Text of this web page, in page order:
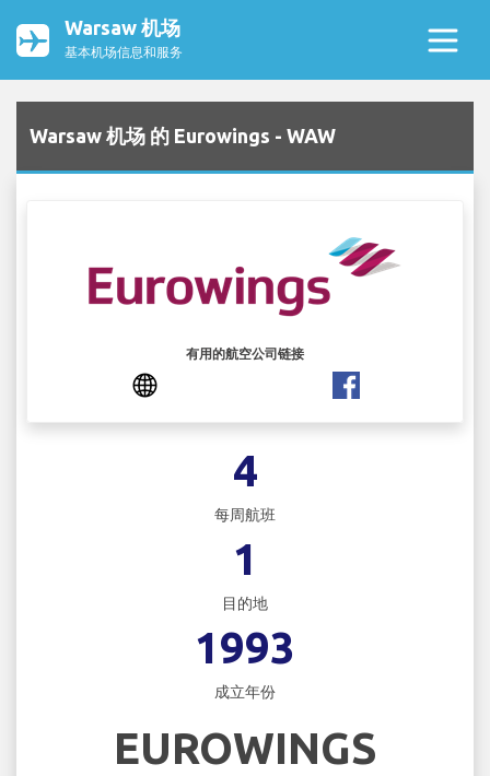
Warsaw 机场
基本机场信息和服务
Warsaw 机场 的 Eurowings - WAW
有用的航空公司链接
4
每周航班
1
目的地
1993
成立年份
EUROWINGS